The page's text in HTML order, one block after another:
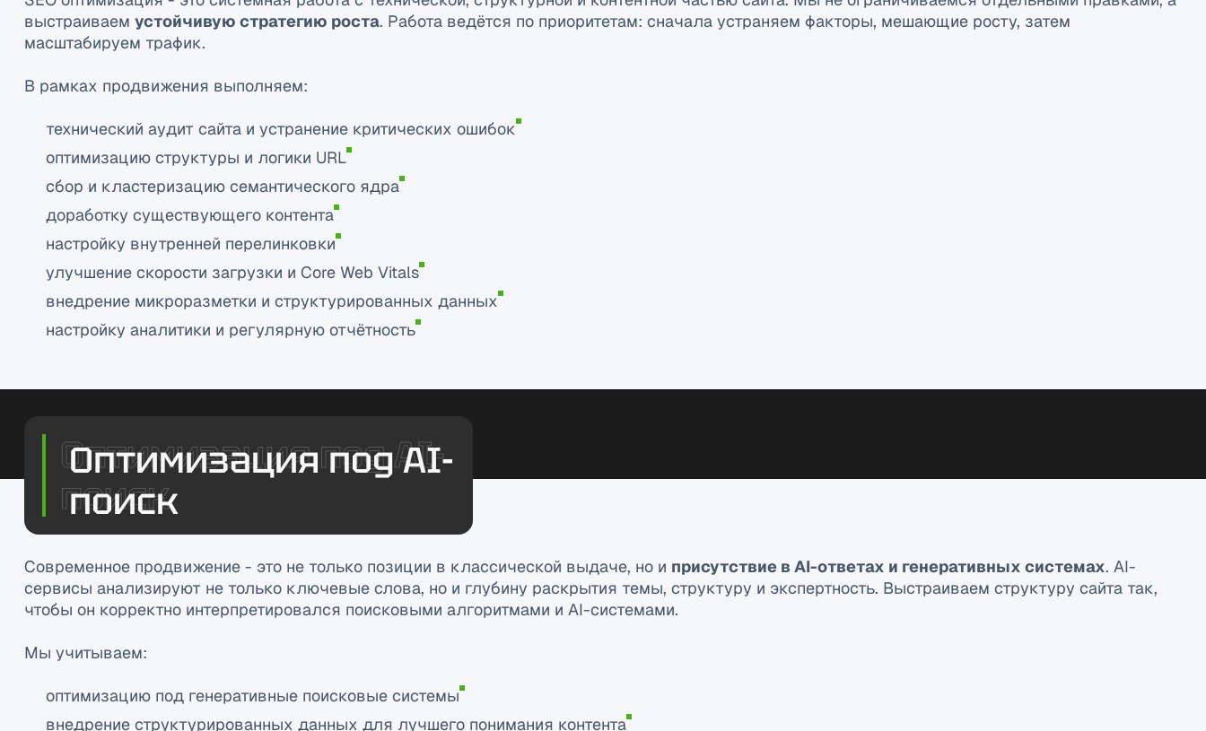
выстраиваем устойчивую стратегию роста. Работа ведётся по приоритетам: сначала устраняем факторы, мешающие росту, затем
масштабируем трафик.
В рамках продвижения выполняем:
технический аудит сайта и устранение критических ошибок
оптимизацию структуры и логики URL
сбор и кластеризацию семантического ядра
доработку существующего контента
настройку внутренней перелинковки
улучшение скорости загрузки и Core Web Vitals
внедрение микроразметки и структурированных данных
настройку аналитики и регулярную отчётность
Оптимизация под AI-
поиск
Современное продвижение - это не только позиции в классической выдаче, но и присутствие в AI-ответах и генеративных системах. AI-
сервисы анализируют не только ключевые слова, но и глубину раскрытия темы, структуру и экспертность. Выстраиваем структуру сайта так,
чтобы он корректно интерпретировался поисковыми алгоритмами и AI-системами.
Мы учитываем:
оптимизацию под генеративные поисковые системы
внедрение структурированных данных для лучшего понимания контента